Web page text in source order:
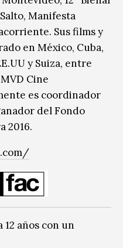
Manifesta
Sus films y
en México, Cuba,
y Suiza, entre
Cine
es coordinador
del Fondo
2016.
años con un